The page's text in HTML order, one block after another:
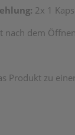
2x 1
nach dem
Produkt zu